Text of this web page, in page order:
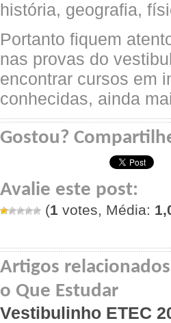
história, geografia,
Portanto fiquem
nas provas do
encontrar cursos em
conhecidas, ainda
Gostou?
Avalie este post:
(1 votes, Média:
Artigos
o Que Estudar
Vestibulinho ETEC